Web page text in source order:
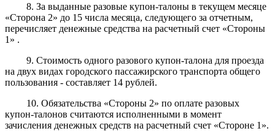
8. За выданные разовые купон-талоны в текущем месяце
«Сторона 2» до 15 числа месяца, следующего за отчетным,
перечисляет денежные средства на расчетный счет «Стороны
1» .
9. Стоимость одного разового купон-талона для проезда
на двух видах городского пассажирского транспорта общего
пользования - составляет 14 рублей.
10. Обязательства «Стороны 2» по оплате разовых
купон-талонов считаются исполненными в момент
зачисления денежных средств на расчетный счет «Стороне 1».